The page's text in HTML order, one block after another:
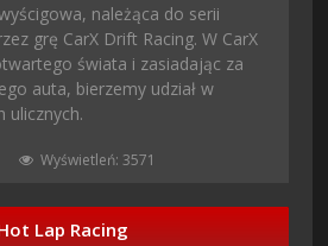
należąca do serii
grę CarX Drift Racing. W CarX
świata i zasiadając za
auta, bierzemy udział w
ulicznych.
Wyświetleń: 3571
Lap Racing